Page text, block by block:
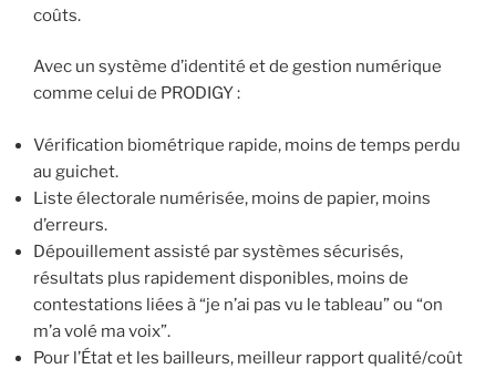
coûts.
Avec un système d’identité et de gestion numérique
comme celui de PRODIGY :
Vérification biométrique rapide, moins de temps perdu
au guichet.
Liste électorale numérisée, moins de papier, moins
d’erreurs.
Dépouillement assisté par systèmes sécurisés,
résultats plus rapidement disponibles, moins de
contestations liées à “je n’ai pas vu le tableau” ou “on
m’a volé ma voix”.
Pour l’État et les bailleurs, meilleur rapport qualité/coût